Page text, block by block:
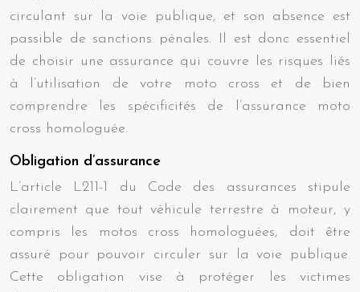
circulant sur la voie publique, et son absence est
passible de sanctions pénales. Il est donc essentiel
de choisir une assurance qui couvre les risques liés
à l’utilisation de votre moto cross et de bien
comprendre les spécificités de l’assurance moto
cross homologuée.
Obligation d’assurance
L’article L211-1 du Code des assurances stipule
clairement que tout véhicule terrestre à moteur, y
compris les motos cross homologuées, doit être
assuré pour pouvoir circuler sur la voie publique.
Cette obligation vise à protéger les victimes